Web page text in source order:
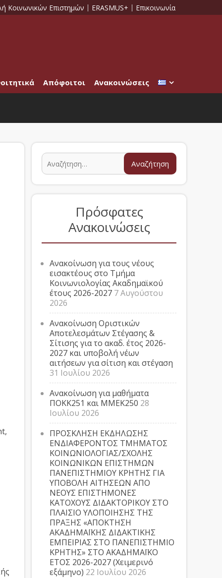
Κοινωνικών Επιστημών ERASMUS+ Επικοινωνία
Απόφοιτοι Ανακοινώσεις
Πρόσφατες
Ανακοινώσεις
Ανακοίνωση για τους νέους
εισακτέους στο Τμήμα
Κοινωνιολογίας Ακαδημαϊκού
έτους 2026-2027 7 Αυγούστου
2026
Ανακοίνωση Οριστικών
Αποτελεσμάτων Στέγασης &
Σίτισης για το ακαδ. έτος 2026-
2027 και υποβολή νέων
αιτήσεων για σίτιση και στέγαση
31 Ιουλίου 2026
Ανακοίνωση για μαθήματα
ΠΟΚΚ251 και ΜΜΕΚ250 28
Ιουλίου 2026
ΠΡΟΣΚΛΗΣΗ ΕΚΔΗΛΩΣΗΣ
ΕΝΔΙΑΦΕΡΟΝΤΟΣ ΤΜΗΜΑΤΟΣ
ΚΟΙΝΩΝΙΟΛΟΓΙΑΣ/ΣΧΟΛΗΣ
ΚΟΙΝΩΝΙΚΩΝ ΕΠΙΣΤΗΜΩΝ
ΠΑΝΕΠΙΣΤΗΜΙΟΥ ΚΡΗΤΗΣ ΓΙΑ
ΥΠΟΒΟΛΗ ΑΙΤΗΣΕΩΝ ΑΠΟ
ΝΕΟΥΣ ΕΠΙΣΤΗΜΟΝΕΣ
ΚΑΤΟΧΟΥΣ ΔΙΔΑΚΤΟΡΙΚΟΥ ΣΤΟ
ΠΛΑΙΣΙΟ ΥΛΟΠΟΙΗΣΗΣ ΤΗΣ
ΠΡΑΞΗΣ «ΑΠΟΚΤΗΣΗ
ΑΚΑΔΗΜΑΪΚΗΣ ΔΙΔΑΚΤΙΚΗΣ
ΕΜΠΕΙΡΙΑΣ ΣΤΟ ΠΑΝΕΠΙΣΤΗΜΙΟ
ΚΡΗΤΗΣ» ΣΤΟ ΑΚΑΔΗΜΑΪΚΟ
ΕΤΟΣ 2026-2027 (Χειμερινό
εξάμηνο) 22 Ιουλίου 2026